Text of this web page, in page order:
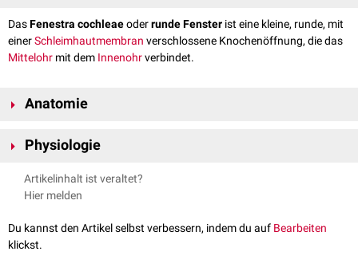
DasFenestra cochleaeoderrunde Fenster ist eine kleine, runde, mit
einerSchleimhautmembran verschlossene Knochenöffnung, die das
Mittelohr mit dem Innenohrverbindet.
Anatomie
der lateralen Wand des
Trommelfell, dieMembrana tympanica secundaria
Physiologie
Das runde Fenster dient dem Schwingungsausgleich. Die Energie der hier
aus dem Innenohr einlaufenden Schallwellen wird an das Mittelohr
Artikelinhalt ist veraltet?
Hier melden
Du kannst den Artikel selbst verbessern, indem du auf Bearbeiten
klickst.